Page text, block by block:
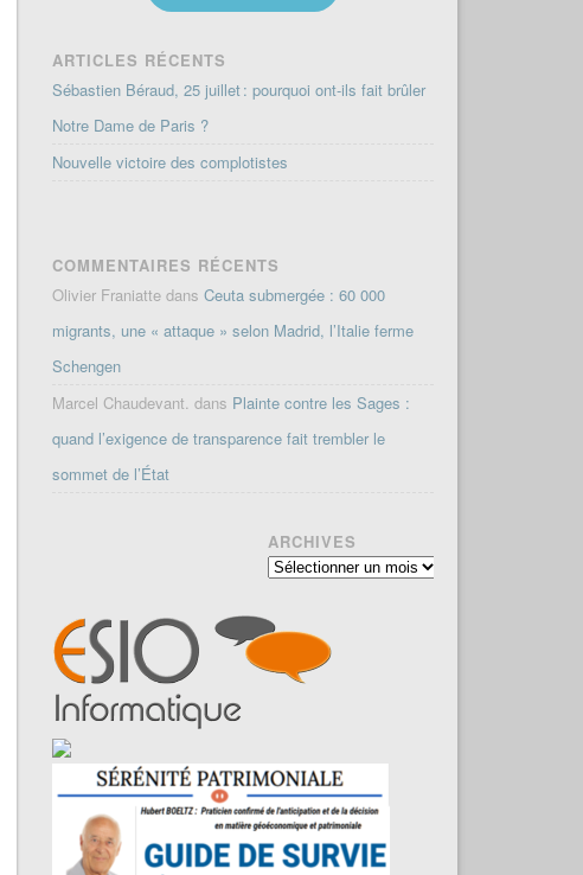
ARTICLES RÉCENTS
Sébastien Béraud, 25 juillet : pourquoi ont-ils fait brûler
Notre Dame de Paris ?
Nouvelle victoire des complotistes
COMMENTAIRES RÉCENTS
Olivier Franiatte dansCeuta submergée : 60 000
migrants, une « attaque » selon Madrid, l’Italie ferme
Schengen
Marcel Chaudevant. dans Plainte contre les Sages :
quand l’exigence de transparence fait trembler le
sommet de l’État
ARCHIVES
Archives